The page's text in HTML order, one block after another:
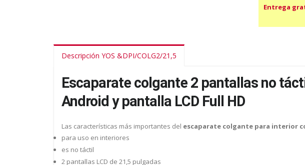
Entrega
Descripción YOS &DPI/COLG2/21,5
Escaparate colgante 2 pantallas no
Android y pantalla LCD Full HD
Las características más importantes del escaparate colgante para interior
para uso en interiores
es no táctil
2 pantallas LCD de 21,5 pulgadas